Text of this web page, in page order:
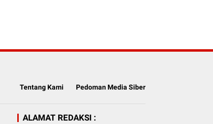
Tentang Kami Pedoman Media Siber
ALAMAT REDAKSI :